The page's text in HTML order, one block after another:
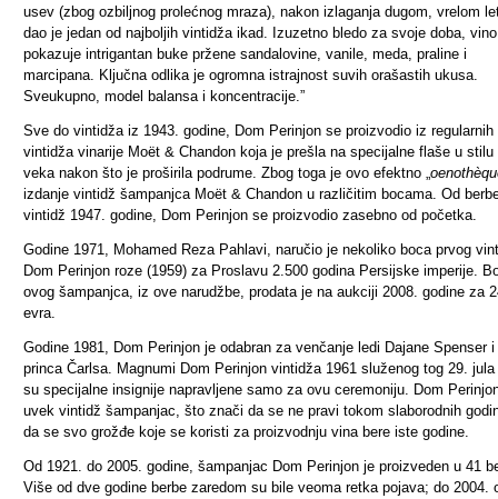
usev (zbog ozbiljnog prolećnog mraza), nakon izlaganja dugom, vrelom
dao je jedan od najboljih vintidža ikad. Izuzetno bledo za svoje doba, vino
pokazuje intrigantan buke pržene sandalovine, vanile, meda, praline i
marcipana. Ključna odlika je ogromna istrajnost suvih orašastih ukusa.
Sveukupno, model balansa i koncentracije.”
Sve do vintidža iz 1943. godine, Dom Perinjon se proizvodio iz regularnih
vintidža vinarije Moët & Chandon koja je prešla na specijalne flaše u stilu
veka nakon što je proširila podrume. Zbog toga je ovo efektno „
izdanje vintidž šampanjca Moët & Chandon u različitim bocama. Od
vintidž 1947. godine, Dom Perinjon se proizvodio zasebno od početka.
Godine 1971, Mohamed Reza Pahlavi, naručio je nekoliko boca prvog
Dom Perinjon roze (1959) za Proslavu 2.500 godina Persijske imperije.
ovog šampanjca, iz ove narudžbe, prodata je na aukciji 2008. godine za
evra.
Godine 1981, Dom Perinjon je odabran za venčanje ledi Dajane Spenser i
princa Čarlsa. Magnumi Dom Perinjon vintidža 1961 služenog tog 29.
su specijalne insignije napravljene samo za ovu ceremoniju. Dom
uvek vintidž šampanjac, što znači da se ne pravi tokom slaborodnih
da se svo grožđe koje se koristi za proizvodnju vina bere iste godine.
Od 1921. do 2005. godine, šampanjac Dom Perinjon je proizveden u 41
Više od dve godine berbe zaredom su bile veoma retka pojava; do 2004.